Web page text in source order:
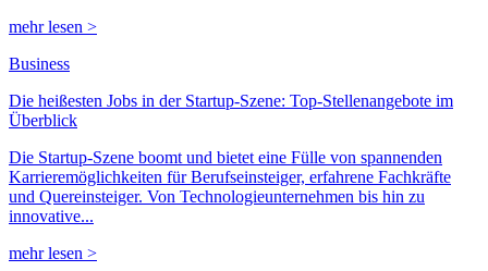
mehr lesen >
Business
Die heißesten Jobs in der Startup-Szene: Top-Stellenangebote im
Überblick
Die Startup-Szene boomt und bietet eine Fülle von spannenden
Karrieremöglichkeiten für Berufseinsteiger, erfahrene Fachkräfte
und Quereinsteiger. Von Technologieunternehmen bis hin zu
innovative...
mehr lesen >